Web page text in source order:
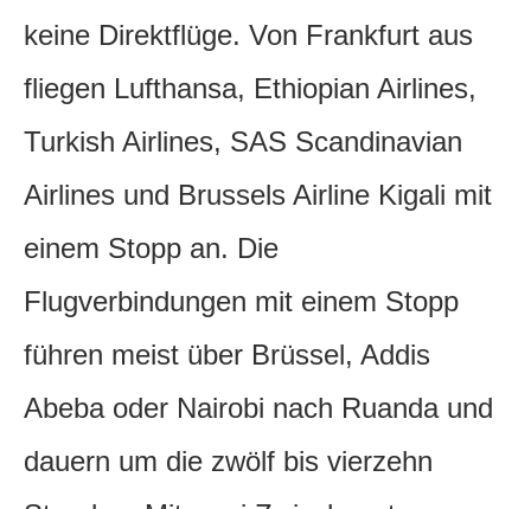
keine Direktflüge. Von Frankfurt aus
fliegen Lufthansa, Ethiopian Airlines,
Turkish Airlines, SAS Scandinavian
Airlines und Brussels Airline Kigali mit
einem Stopp an. Die
Flugverbindungen mit einem Stopp
führen meist über Brüssel, Addis
Abeba oder Nairobi nach Ruanda und
dauern um die zwölf bis vierzehn